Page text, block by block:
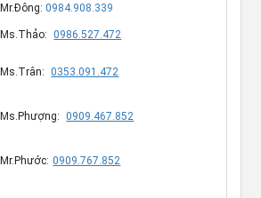
Mr.Đông:0984.908.339
Ms.Thảo: 0986.527.472
Ms.Trân: 0353.091.472
Ms.Phượng: 0909.467.852
Mr.Phước: 0909.767.852